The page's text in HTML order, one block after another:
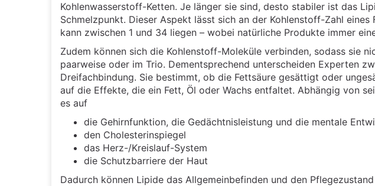
Kohlenwasserstoff-Ketten. Je länger sie sind, desto stabiler ist das
Schmelzpunkt. Dieser Aspekt lässt sich an der Kohlenstoff-Zahl eines
kann zwischen 1 und 34 liegen – wobei natürliche Produkte immer
Zudem können sich die Kohlenstoff-Moleküle verbinden, sodass sie
paarweise oder im Trio. Dementsprechend unterscheiden Experten
Dreifachbindung. Sie bestimmt, ob die Fettsäure gesättigt oder
auf die Effekte, die ein Fett, Öl oder Wachs entfaltet. Abhängig von
es auf
die Gehirnfunktion, die Gedächtnisleistung und die mentale
den Cholesterinspiegel
das Herz-/Kreislauf-System
die Schutzbarriere der Haut
Dadurch können Lipide das Allgemeinbefinden und den